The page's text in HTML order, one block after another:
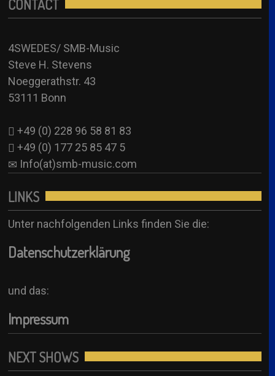
Annette Hessel – SUB (Anni-Frid)
4SW Sub
See all
+49 (0) 177 25 85 47 5
Booking Formular
CONTACT
4SWEDES/ SMB-Music
Steve H. Stevens
Noeggerathstr. 43
53111 Bonn
+49 (0) 228 96 58 81 83
+49 (0) 177 25 85 47 5
Info(at)smb-music.com
LINKS
Unter nachfolgenden Links finden Sie die:
Datenschutzerklärung
und das:
Impressum
NEXT SHOWS